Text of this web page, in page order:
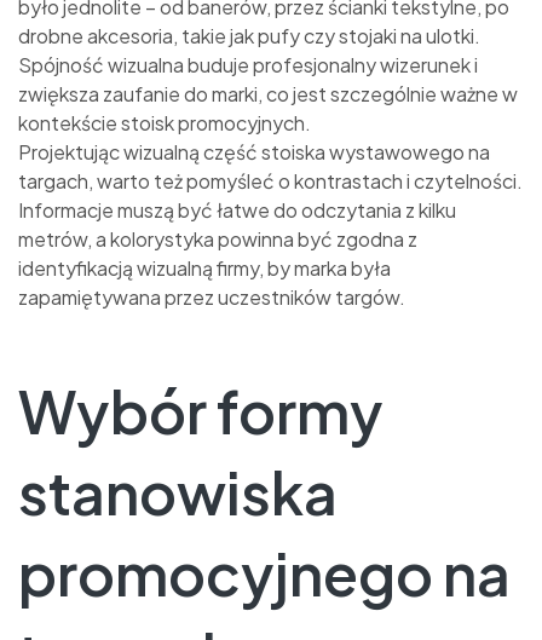
było jednolite – od banerów, przez ścianki tekstylne, po
drobne akcesoria, takie jak pufy czy stojaki na ulotki.
Spójność wizualna buduje profesjonalny wizerunek i
zwiększa zaufanie do marki, co jest szczególnie ważne w
kontekście stoisk promocyjnych.
Projektując wizualną część stoiska wystawowego na
targach, warto też pomyśleć o kontrastach i czytelności.
Informacje muszą być łatwe do odczytania z kilku
metrów, a kolorystyka powinna być zgodna z
identyfikacją wizualną firmy, by marka była
zapamiętywana przez uczestników targów.
Wybór formy
stanowiska
promocyjnego na